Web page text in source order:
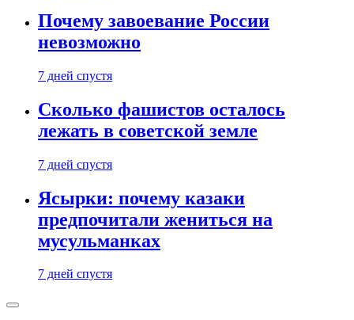
Почему завоевание России
невозможно
7 дней спустя
Сколько фашистов осталось
лежать в советской земле
7 дней спустя
Ясырки: почему казаки
предпочитали жениться на
мусульманках
7 дней спустя